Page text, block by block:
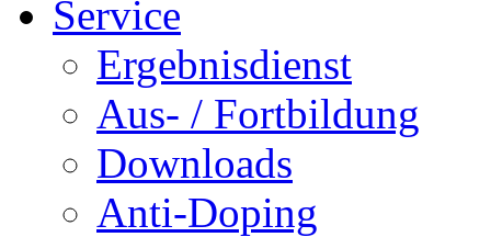
Service
Ergebnisdienst
Aus- / Fortbildung
Downloads
Anti-Doping